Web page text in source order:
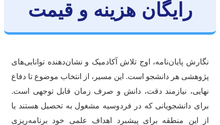
رایگان هزینه و قیمت
پایان‌نامه، اوج تلاش آکادمیک و نشان‌دهنده توانایی‌های
هر دانشجو است. این مسیر، از انتخاب موضوع تا دفاع
نیازمند دقت، دانش و صرف زمان قابل توجهی است.
دانشجویانی که در فردوسیه مشغول به تحصیل هستند یا
این منطقه برای پیشبرد اهداف علمی خود برنامه‌ریزی